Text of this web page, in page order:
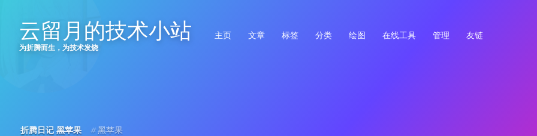
云留月的技术小站
为折腾而生，为技术发烧
主页 文章 标签 分类 绘图 在线工具 管理 友链
折腾日记 黑苹果 #黑苹果